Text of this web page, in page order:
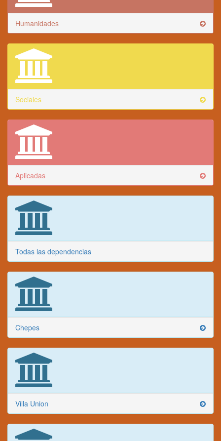
Humanidades
Sociales
Aplicadas
Todas las dependencias
Chepes
Villa Union